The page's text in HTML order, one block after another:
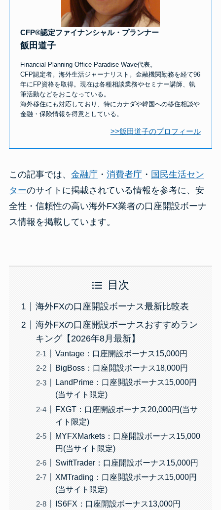
CFP®認定ファイナンシャル・プランナー
飯田道子
Financial Planning Office Paradise Wave代表。
CFP認定者。海外生活ジャーナリスト。金融機関勤務を経て96
年にFP資格を取得。現在は各種相談業務やセミナー講師、執
筆活動などをおこなっている。
海外移住にも対応しており、特にカナダや韓国への移住相談や
金融・保険情報を得意としている。
>>飯田道子のプロフィール
この記事では、 金融庁・ 消費者庁・ 国民生活セン
ターのサイトに掲載されている情報を参考に、安
全性・信頼性の高い海外FX業者の口座開設ボーナ
ス情報を掲載しています。
目次
海外FXの口座開設ボーナス最新比較表
海外FXの口座開設ボーナスおすすめラン
キング【2026年8月最新】
Vantage：口座開設ボーナス15,000円
BigBoss：口座開設ボーナス18,000円
LandPrime：口座開設ボーナス15,000円
(当サイト限定)
FXGT：口座開設ボーナス20,000円(当サ
イト限定)
MYFXMarkets：口座開設ボーナス15,000
円(当サイト限定)
SwiftTrader：口座開設ボーナス15,000円
XMTrading：口座開設ボーナス15,000円
(当サイト限定)
IS6FX：口座開設ボーナス13,000円